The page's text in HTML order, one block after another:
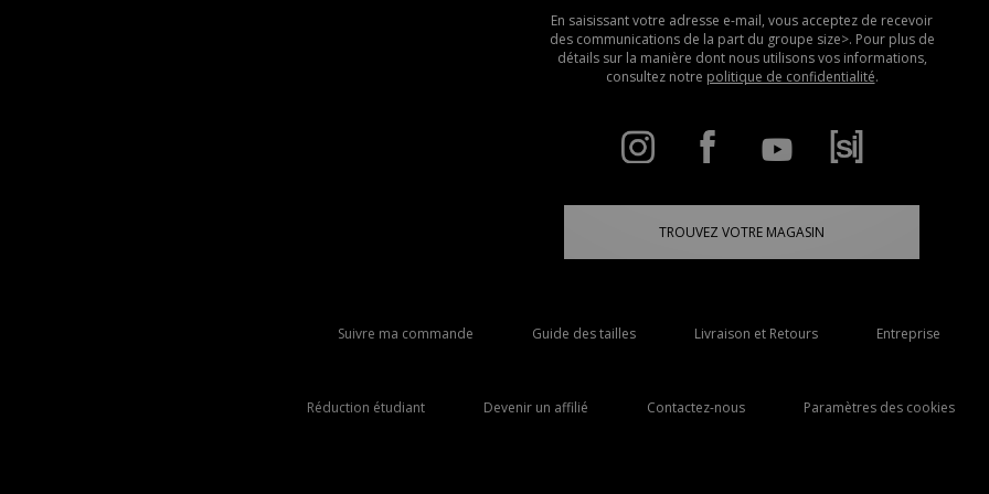
En saisissant votre adresse e-mail, vous acceptez de recevoir
des communications de la part du groupe size>. Pour plus de
détails sur la manière dont nous utilisons vos informations,
consultez notre politique de confidentialité.
TROUVEZ VOTRE MAGASIN
Suivre ma commande Guide des tailles Livraison et Retours Entreprise
Réduction étudiant Devenir un affilié Contactez-nous Paramètres des cookies